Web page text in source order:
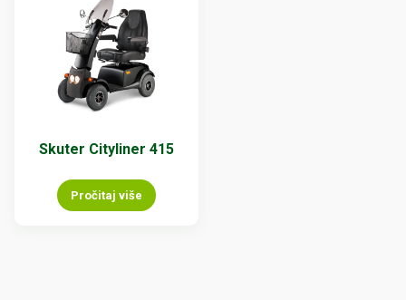
Skuter Cityliner 415
Pročitaj više